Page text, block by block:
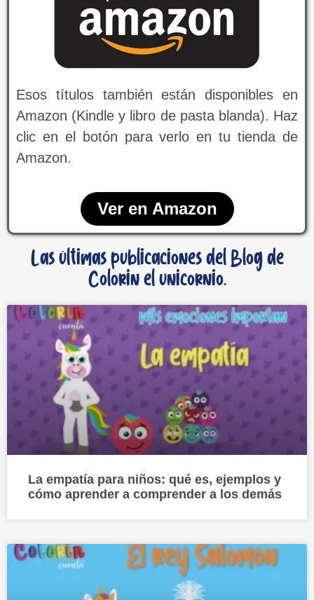
Esos títulos también están disponibles en
Amazon (Kindle y libro de pasta blanda). Haz
clic en el botón para verlo en tu tienda de
Amazon.
Ver en Amazon
Las últimas publicaciones del Blog de
Colorin el unicornio.
La empatía para niños: qué es, ejemplos y
cómo aprender a comprender a los demás